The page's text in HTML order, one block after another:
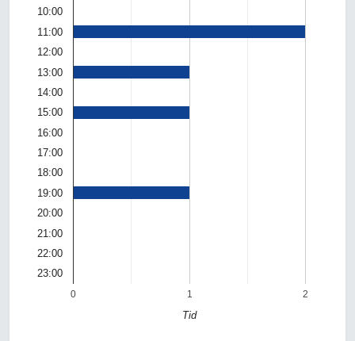
0 1 2
10:00
11:00
12:00
13:00
14:00
15:00
16:00
17:00
18:00
19:00
20:00
21:00
22:00
23:00
Tid